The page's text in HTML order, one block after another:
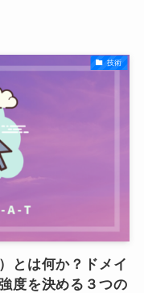
技術
とは何か？ドメイ
度を決める３つの